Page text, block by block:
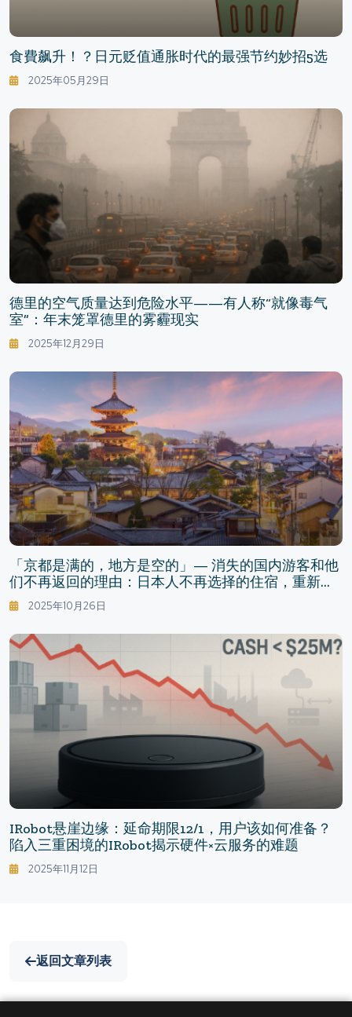
食費飙升！？日元贬值通胀时代的最强节约妙招5选
2025年05月29日
德里的空气质量达到危险水平——有人称“就像毒气
室”：年末笼罩德里的雾霾现实
2025年12月29日
「京都是满的，地方是空的」— 消失的国内游客和他
们不再返回的理由：日本人不再选择的住宿，重新选
择的休闲
2025年10月26日
IRobot悬崖边缘：延命期限12/1，用户该如何准备？
陷入三重困境的iRobot揭示硬件×云服务的难题
2025年11月12日
返回文章列表